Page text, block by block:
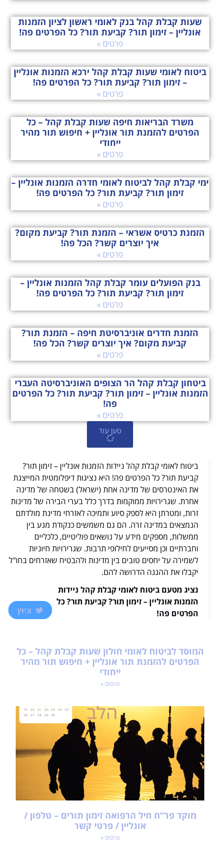
שעות קבלת קהל בנק לאומי ראשון לציון הזמנות
אונליין – זימון תור? קביעת תור? כל הפרטים פה!
פרטים »
ביטוח לאומי שעות קבלת קהל ירכא הזמנות אונליין
– זימון תור? קביעת תור? כל הפרטים פה!
פרטים »
משרד הבריאות חיפה שעות קבלת קהל – כל
הפרטים להזמנת תור אונליין + חיפוש תור מהיר
ייחודי
פרטים »
ימי קבלת קהל לביטוח לאומי חדרה הזמנות אונליין –
זימון תור? קביעת תור? כל הפרטים פה!
פרטים »
הזמנת כרטיס אשראי – הזמנת תור? קביעת מקום?
איך יוצרים קשר? הכל פה!
פרטים »
בנק הפועלים עומר קבלת קהל הזמנות אונליין –
זימון תור? קביעת תור? כל הפרטים פה!
פרטים »
הזמנת חדרים אוניברסיטת חיפה – הזמנת תור?
קביעת מקום? איך יוצרים קשר? הכל פה!
פרטים »
ביטחון קבלת קהל הר הצופים האוניברסיטה העברי
הזמנות אונליין – זימון תור? קביעת תור? כל הפרטים
פה!
פרטים »
טען עוד
ביטוח לאומי קבלת קהל ניידות הזמנות אונליין – זימון תור?
קביעת תור? כל הפרטים פה! היא נציגות דיפלומטית המייצגת
את האינטרסים של מדינה אחת (ישראל) בשטחה של מדינה
אחרת. שגרירויות ממוקמות בדרך כלל בערי הבירה של מדינות
זרות, ומטרתן היא לספק סיוע ותמיכה לאזרחי מדינת מולדתם
הנמצאים במדינה זרה. הם גם משמשים כנקודת מגע בין
ממשלות, מספקים מידע על נושאים פוליטיים, כלכליים
וחברתיים וכן מסייעים לחילופי תרבות. שגרירויות חיוניות
לשמירה על יחסים טובים בין מדינות ולהבטיח שאזרחים בחו"ל
יקבלו את ההגנה הדרושה להם.
נציג מטעם ביטוח לאומי קבלת קהל ניידות
הזמנות אונליין – זימון תור? קביעת תור? כל
הפרטים פה!
ציוץ
המוסד לביטוח לאומי חולון שעות קבלת קהל – כל
הפרטים להזמנת תור אונליין + חיפוש תור מהיר
ייחודי
פרטים »
מוקד פר”ח חיל הרפואה זימון תורים – טלפון /
אונליין / פרטי קשר
פרטים »